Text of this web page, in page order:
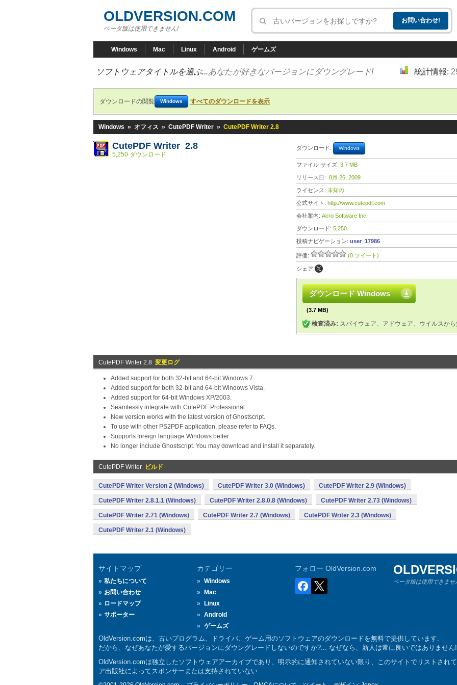
OLDVERSION.COM
ベータ版は使用できません!
Windows Mac Linux Android ゲームズ
ソフトウェアタイトルを選ぶ...あなたが好きなバージョンにダウングレード! 統計情報:
ダウンロードの閲覧 Windows すべてのダウンロードを表示
Windows » オフィス » CutePDF Writer » CutePDF Writer 2.8
CutePDF Writer 2.8
5,250 ダウンロード
ダウンロード: Windows
ファイル サイズ: 3.7 MB
リリース日: 8月 26, 2009
ライセンス: 未知の
公式サイト: http://www.cutepdf.com
会社案内: Acro Software Inc.
ダウンロード: 5,250
投稿ナビゲーション: user_17986
評価: (0 ツイート)
シェア:
ダウンロード Windows
(3.7 MB)
検査済み: スパイウェア、アドウェア、ウイルスか
CutePDF Writer 2.8 変更ログ
Added support for both 32-bit and 64-bit Windows 7.
Added support for both 32-bit and 64-bit Windows Vista.
Added support for 64-bit Windows XP/2003.
Seamlessly integrate with CutePDF Professional.
New version works with the latest version of Ghostscript.
To use with other PS2PDF application, please refer to FAQs.
Supports foreign language Windows better.
No longer include Ghostscript. You may download and install it separately.
CutePDF Writer ビルド
CutePDF Writer Version 2 (Windows) CutePDF Writer 3.0 (Windows) CutePDF Writer 2.9 (Windows)
CutePDF Writer 2.8.1.1 (Windows) CutePDF Writer 2.8.0.8 (Windows) CutePDF Writer 2.73 (Windows)
CutePDF Writer 2.71 (Windows) CutePDF Writer 2.7 (Windows) CutePDF Writer 2.3 (Windows)
CutePDF Writer 2.1 (Windows)
サイトマップ
私たちについて
お問い合わせ
ロードマップ
サポーター
カテゴリー
Windows
Mac
Linux
Android
ゲームズ
フォロー OldVersion.com
ベータ版は使用できませ
OldVersion.comは、古いプログラム、ドライバ、ゲーム用のソフトウェアのダウンロードを無料で提供しています.
だから、なぜあなたが愛するバージョンにダウングレードしないのですか?... なぜなら、新人は常に良いではありません!
OldVersion.comは独立したソフトウェアアーカイブであり、明示的に通知されていない限り、このサイトでリストされ
ア出版社によってスポンサーまたは支持されていない.